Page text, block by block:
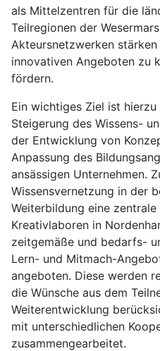
als Mittelzentren für die
Teilregionen der
Akteursnetzwerken
innovativen Angeboten zu
fördern.
Ein wichtiges Ziel ist
Steigerung des Wissens-
der Entwicklung von
Anpassung des
ansässigen Unternehmen.
Wissensvernetzung in der
Weiterbildung eine
Kreativlaboren in
zeitgemäße und bedarfs-
Lern- und Mitmach-
angeboten. Diese werden
die Wünsche aus dem
Weiterentwicklung
mit unterschiedlichen
zusammengearbeitet.